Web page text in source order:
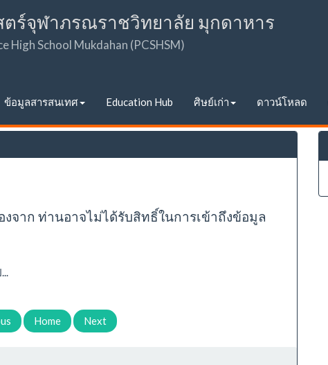
ตร์จุฬาภรณราชวิทยาลัย มุกดาหาร
High School Mukdahan (PCSHSM)
ข้อมูลสารสนเทศ Education Hub ศิษย์เก่า ดาวน์โหลด
จาก ท่านอาจไม่ได้รับสิทธิ์ในการเข้าถึงข้อมูล
Home Next